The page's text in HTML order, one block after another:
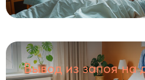
Вывод из запоя на